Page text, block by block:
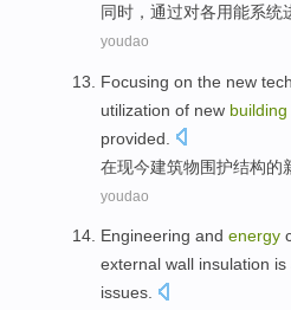
同时 ，通过对各用能系统
youdao
Focusing on the new
utilization of new building
provided.
在现今建筑物围护结构的
youdao
Engineering and energy
external wall insulation is
issues.